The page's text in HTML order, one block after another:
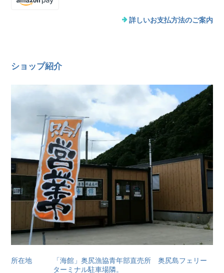
詳しいお支払方法のご案内
ショップ紹介
所在地
「海館」奥尻漁協青年部直売所 奥尻島フェリー
ターミナル駐車場隣。